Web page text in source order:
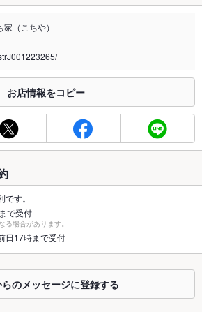
能です！)
まで利用可能の個室席ございます◎
席のご用意はございません。ご了承ください
たつ席のご用意はございません。ご了承くださ
名様でご利用頂けるカウンター席が6席ございます
（こちや）
お店情報をコピー
す。
で受付
場合があります。
日17時まで受付
のメッセージに登録する